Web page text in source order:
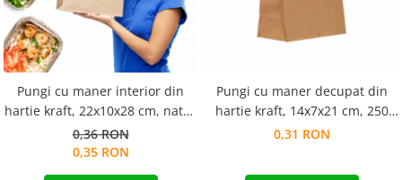
Pungi cu maner interior din
hartie kraft, 22x10x28 cm, natur
mat
0,36 RON
0,35 RON
Pungi cu maner decupat din
hartie kraft, 14x7x21 cm, 250
buc.
0,31 RON